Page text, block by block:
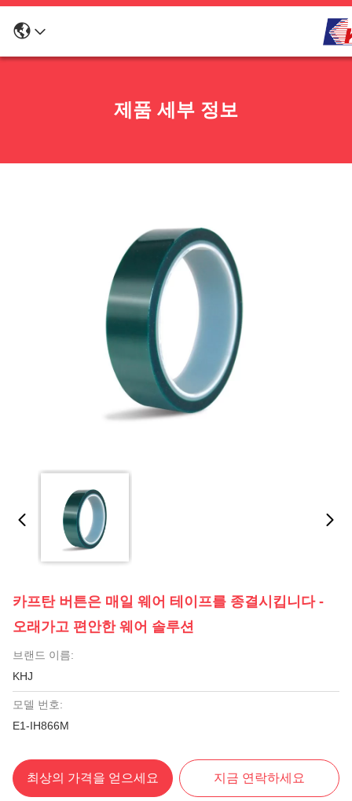
제품 세부 정보
카프탄 버튼은 매일 웨어 테이프를 종결시킵니다 -
오래가고 편안한 웨어 솔루션
브랜드 이름:
KHJ
모델 번호:
E1-IH866M
최상의 가격을 얻으세요 지금 연락하세요